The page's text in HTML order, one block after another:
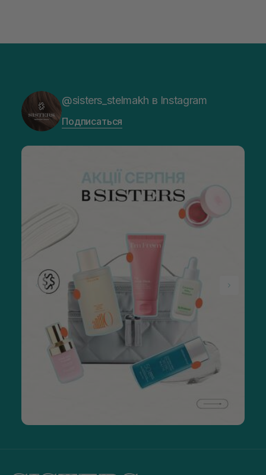
@sisters_stelmakh в Instagram
Подписаться